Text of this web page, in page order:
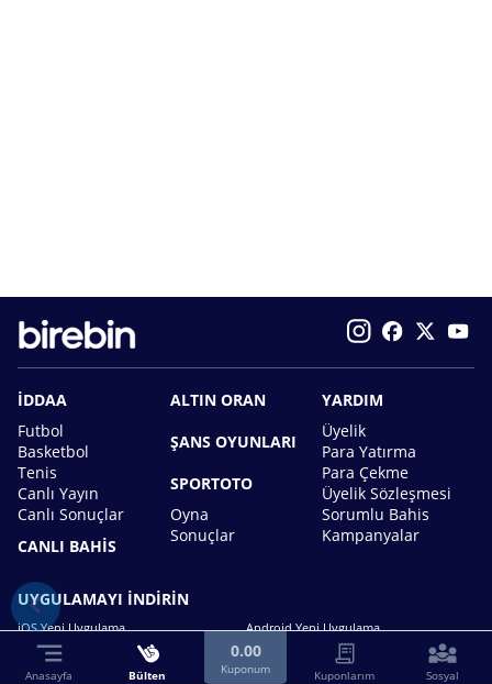
İDDAA
Futbol
Basketbol
Tenis
Canlı Yayın
Canlı Sonuçlar
CANLI BAHİS
ALTIN ORAN
ŞANS OYUNLARI
SPORTOTO
Oyna
Sonuçlar
YARDIM
Üyelik
Para Yatırma
Para Çekme
Üyelik Sözleşmesi
Sorumlu Bahis
Kampanyalar
UYGULAMAYI İNDİRİN
iOS Yeni Uygulama Android Yeni Uygulama
Anasayfa Bülten
0.00
Kuponum Kuponlarım Sosyal